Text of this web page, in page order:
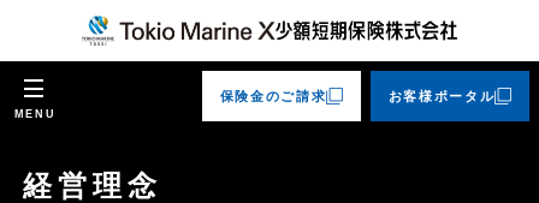
MENU
保険金のご請求 お客様ポータル
経営理念